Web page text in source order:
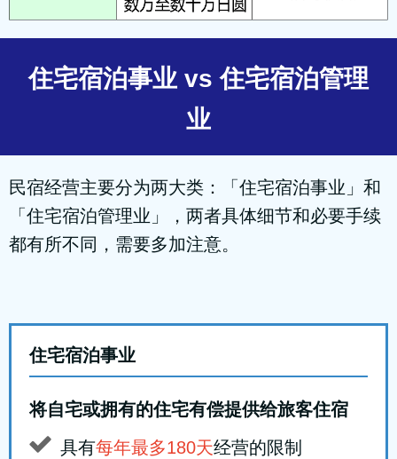
住宅宿泊事业 vs 住宅宿泊管理
业
民宿经营主要分为两大类：「住宅宿泊事业」和
「住宅宿泊管理业」，两者具体细节和必要手续
都有所不同，需要多加注意。
住宅宿泊事业
将自宅或拥有的住宅有偿提供给旅客住宿
具有每年最多180天经营的限制